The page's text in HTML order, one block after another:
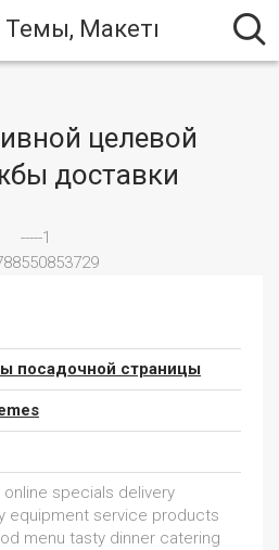
Макеты
целевой
доставки
-----1
посадочной страницы
specials delivery
equipment service products
menu tasty dinner catering